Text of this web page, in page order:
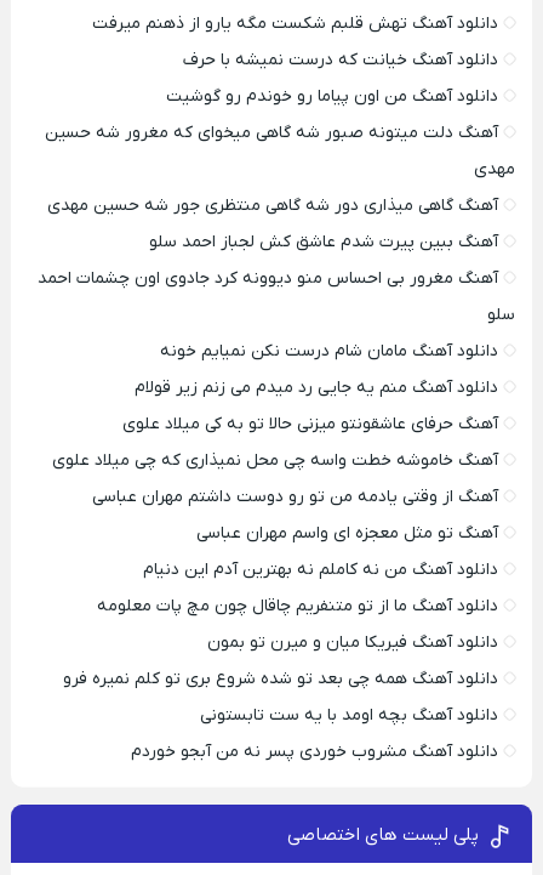
دانلود آهنگ تهش قلبم شکست مگه یارو از ذهنم میرفت
دانلود آهنگ خیانت که درست نمیشه با حرف
دانلود آهنگ من اون پیاما رو خوندم رو گوشیت
آهنگ دلت میتونه صبور شه گاهی میخوای که مغرور شه حسین
مهدی
آهنگ گاهی میذاری دور شه گاهی منتظری جور شه حسین مهدی
آهنگ ببین پیرت شدم عاشق کش لجباز احمد سلو
آهنگ مغرور بی احساس منو دیوونه کرد جادوی اون چشمات احمد
سلو
دانلود آهنگ مامان شام درست نکن نمیایم خونه
دانلود آهنگ منم یه جایی رد میدم می زنم زیر قولام
آهنگ حرفای عاشقونتو میزنی حالا تو به کی میلاد علوی
آهنگ خاموشه خطت واسه چی محل نمیذاری که چی میلاد علوی
آهنگ از وقتی یادمه من تو رو دوست داشتم مهران عباسی
آهنگ تو مثل معجزه ای واسم مهران عباسی
دانلود آهنگ من نه کاملم نه بهترین آدم این دنیام
دانلود آهنگ ما از تو متنفریم چاقال چون مچ پات معلومه
دانلود آهنگ فیریکا میان و میرن تو بمون
دانلود آهنگ همه چی بعد تو شده شروع بری تو کلم نمیره فرو
دانلود آهنگ بچه اومد با یه ست تابستونی
دانلود آهنگ مشروب خوردی پسر نه من آبجو خوردم
پلی لیست های اختصاصی